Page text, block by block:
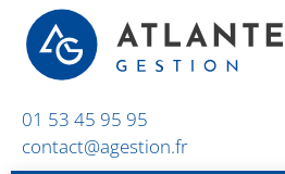
01 53 45 95 95
contact@agestion.fr